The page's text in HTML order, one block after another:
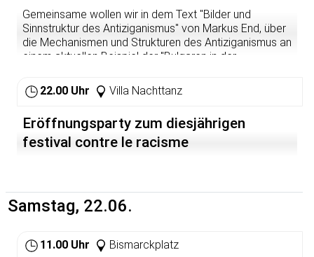
es auch Felder für Fragen aus dem Publikum.
Alle Interessierten sind sehr herzlich eingeladen!
Veranstalter: DGB Kreisverband Heidelberg/ Rhein-
Gemeinsame wollen wir in dem Text "Bilder und
Sinnstruktur des Antiziganismus" von Markus End, über
die Mechanismen und Strukturen des Antiziganismus an
einem aktuellen Beispiel der "Bulgaren in der
und Cocktails sind wir im Anschluss auf euer Feedback
zu unserem Programm sowie Anregungen und Wünsche
Den Text könnt ihr unter diesem Link erhalten.
http://www.bpb.de/apuz/33277/bilder-und-sinnstruktur-
Wir freuen uns auf euch
22.00 Uhr Villa Nachttanz
Eröffnungsparty zum diesjährigen
festival contre le racisme
Samstag, 22.06.
11.00 Uhr Bismarckplatz